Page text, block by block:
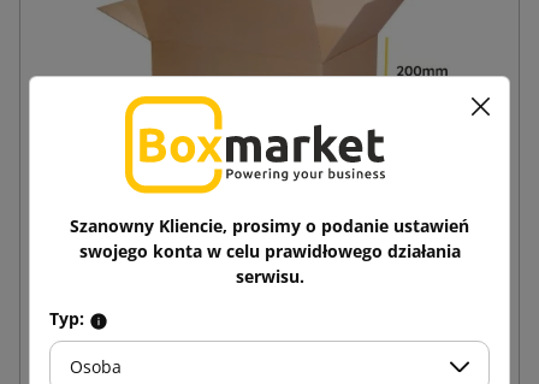
Brązowy karton klapowy K060 400x300x200
od 2,82 zł brutto
Szanowny Kliencie, prosimy o podanie ustawień
swojego konta w celu prawidłowego działania
serwisu.
Typ:
Osoba